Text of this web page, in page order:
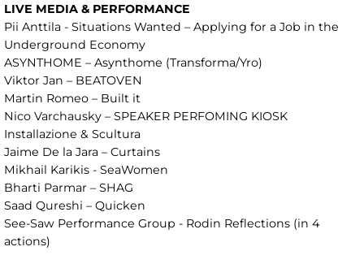
LIVE MEDIA & PERFORMANCE
Pii Anttila - Situations Wanted – Applying for a Job in the
Underground Economy
ASYNTHOME – Asynthome (Transforma/Yro)
Viktor Jan – BEATOVEN
Martin Romeo – Built it
Nico Varchausky – SPEAKER PERFOMING KIOSK
Installazione & Scultura
Jaime De la Jara – Curtains
Mikhail Karikis - SeaWomen
Bharti Parmar – SHAG
Saad Qureshi – Quicken
See-Saw Performance Group - Rodin Reflections (in 4
actions)